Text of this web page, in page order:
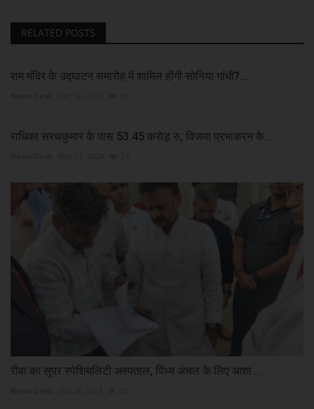
RELATED POSTS
राम मंदिर के उद्घाटन समारोह में शामिल होंगी सोनिया गांधी?...
राधिका सरथकुमार के पास 53.45 करोड़ रु, विजया प्रभाकरन के...
रीवा का सुपर स्पेशियलिटी अस्पताल, विंध्य अंचल के लिए आशा...